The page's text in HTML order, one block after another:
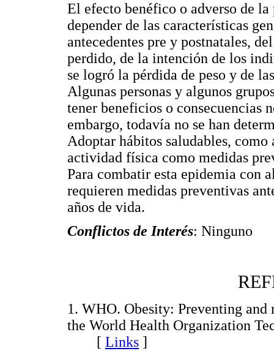
El efecto benéfico o adverso de
depender de las características
antecedentes pre y postnatales,
perdido, de la intención de los
se logró la pérdida de peso y de
Algunas personas y algunos
tener beneficios o consecuencias
embargo, todavía no se han
Adoptar hábitos saludables,
actividad física como medidas
Para combatir esta epidemia con
requieren medidas preventivas
años de vida.
Conflictos de Interés: Ninguno
1. WHO. Obesity: Preventing
the World Health Organization
[ Links ]